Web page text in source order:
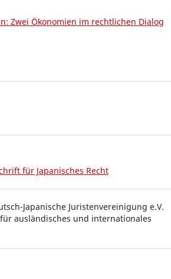
Zwei Ökonomien im rechtlichen Dialog
für Japanisches Recht
Japanische Juristenvereinigung e.V.
ausländisches und internationales